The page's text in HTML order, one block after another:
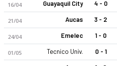
16/04 Guayaquil City 4 - 0
21/04 Aucas 3 - 2
24/04 Emelec 1 - 0
01/05 Tecnico Univ. 0 - 1